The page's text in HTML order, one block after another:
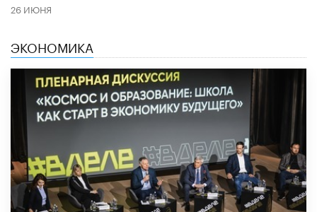
26 ИЮНЯ
ЭКОНОМИКА